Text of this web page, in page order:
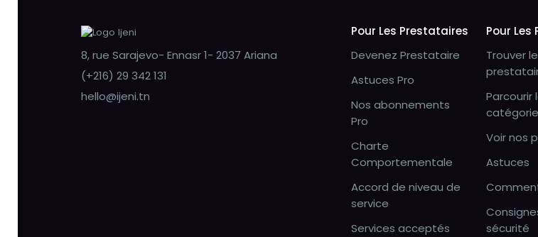
8, rue Sarajevo- Ennasr 1- 2037 Ariana
(+216) 29 342 131
hello@ijeni.tn
Pour Les Prestataires
Devenez Prestataire
Astuces Pro
Nos abonnements
Pro
Charte
Comportementale
Accord de niveau de
service
Services acceptés
Pour Les
Trouver
Parcourir
Voir nos
Astuces
sécurité